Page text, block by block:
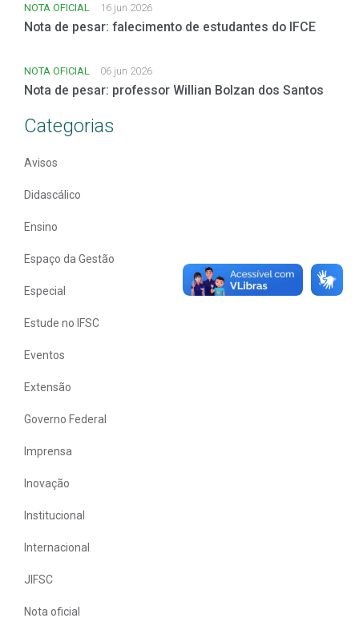
NOTA OFICIAL 16 jun 2026
Nota de pesar: falecimento de estudantes do IFCE
NOTA OFICIAL 06 jun 2026
Nota de pesar: professor Willian Bolzan dos Santos
Categorias
Avisos
Didascálico
Ensino
Espaço da Gestão
Especial
Estude no IFSC
Eventos
Extensão
Governo Federal
Imprensa
Inovação
Institucional
Internacional
JIFSC
Nota oficial